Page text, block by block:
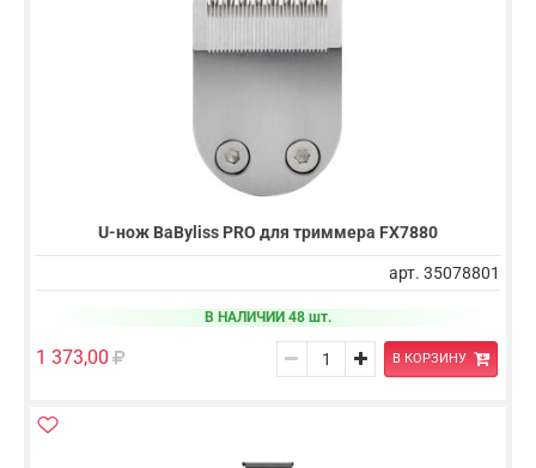
U-нож BaByliss PRO для триммера FX7880
арт. 35078801
В НАЛИЧИИ 48 шт.
1 373,00 В КОРЗИНУ